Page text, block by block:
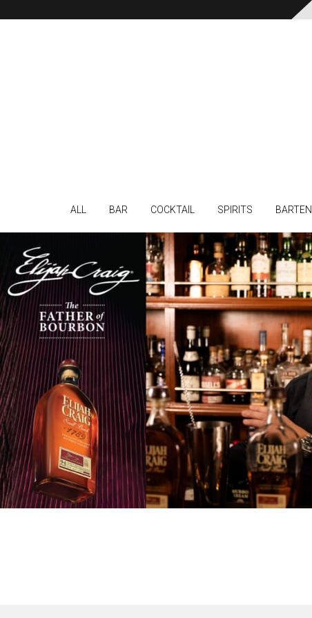
ALL BAR COCKTAIL SPIRITS